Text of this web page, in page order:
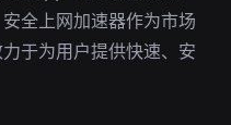
全上网加速器作为市场
于为用户提供快速、安